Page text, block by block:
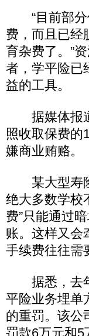
“目前部分
费，而且已经
育杂费了。”
者，学平险已
益的工具。
据媒体报道
照收取保费的
嫌商业贿赂。
某大型寿险
绝大多数学校
费”只能通过
账。这样又会
手续费往往需
据悉，去年
平险业务埋单
的重罚。该公
罚款6万元和5